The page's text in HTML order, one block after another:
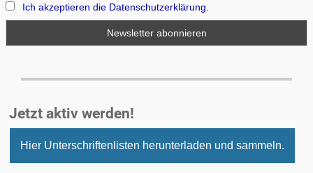
Ich akzeptieren die Datenschutzerklärung.
Jetzt aktiv werden!
Hier Unterschriftenlisten herunterladen und sammeln.